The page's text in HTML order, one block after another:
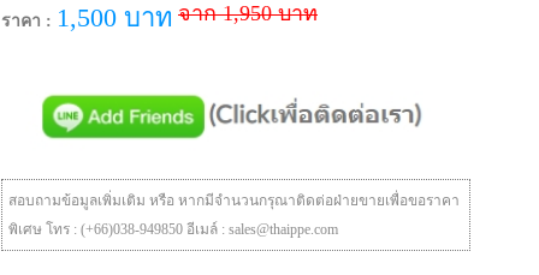
ราคา : 1,500 บาท จาก 1,950 บาท
สอบถามข้อมูลเพิ่มเติม หรือ หากมีจำนวนกรุณาติดต่อฝ่ายขายเพื่อขอราคา
พิเศษ โทร : (+66)038-949850 อีเมล์ : sales@thaippe.com